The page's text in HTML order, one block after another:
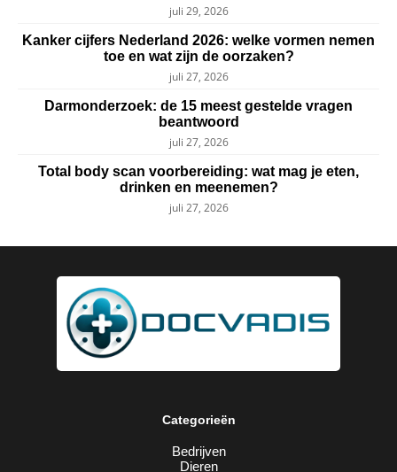
juli 29, 2026
Kanker cijfers Nederland 2026: welke vormen nemen
toe en wat zijn de oorzaken?
juli 27, 2026
Darmonderzoek: de 15 meest gestelde vragen
beantwoord
juli 27, 2026
Total body scan voorbereiding: wat mag je eten,
drinken en meenemen?
juli 27, 2026
Categorieën
Bedrijven
Dieren